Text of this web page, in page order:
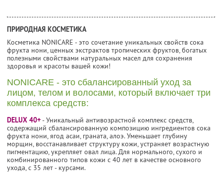
ПРИРОДНАЯ КОСМЕТИКА
Косметика NONICARE - это сочетание уникальных свойств сока
фрукта нони, ценных экстрактов тропических фруктов, богатых
полезными свойствами натуральных масел для сохранения
здоровья и красоты вашей кожи!
NONICARE - это сбалансированный уход за
лицом, телом и волосами, который включает три
комплекса средств:
DELUX 40+- Уникальный антивозрастной комплекс средств,
содержащий сбалансированную композицию ингредиентов сока
фрукта нони, ягод асаи, граната, алоэ. Уменьшает глубину
морщин, восстанавливает структуру кожи, устраняет возрастную
пигментацию, укрепляет овал лица. Для нормального, сухого и
комбинированного типов кожи с 40 лет в качестве основного
ухода, с 35 лет - курсами.